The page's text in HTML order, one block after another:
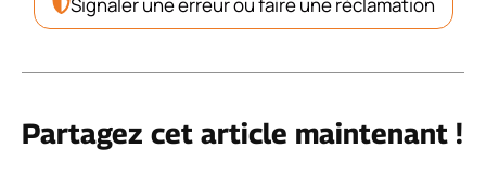
Signaler une erreur ou faire une réclamation
Partagez cet article maintenant !